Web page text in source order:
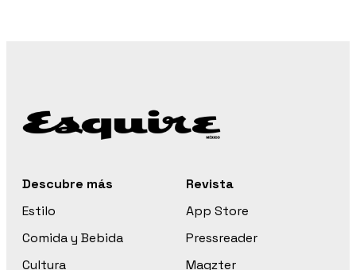
Descubre más
Estilo
Comida y Bebida
Cultura
Revista
App Store
Pressreader
Magzter